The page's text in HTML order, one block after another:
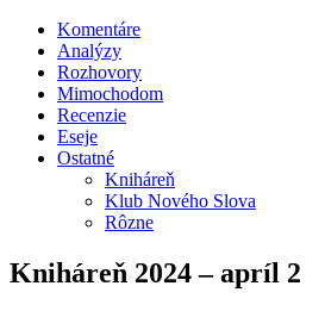
Komentáre
Analýzy
Rozhovory
Mimochodom
Recenzie
Eseje
Ostatné
Kniháreň
Klub Nového Slova
Rôzne
Kniháreň 2024 – apríl 2